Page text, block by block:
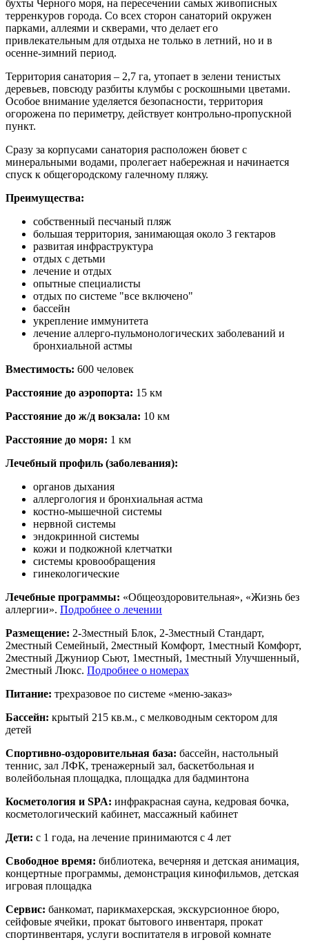
бухты Черного моря, на пересечении самых живописных
терренкуров города. Со всех сторон санаторий окружен
парками, аллеями и скверами, что делает его
привлекательным для отдыха не только в летний, но и в
осенне-зимний период.
Территория санатория – 2,7 га, утопает в зелени тенистых
деревьев, повсюду разбиты клумбы с роскошными цветами.
Особое внимание уделяется безопасности, территория
огорожена по периметру, действует контрольно-пропускной
пункт.
Сразу за корпусами санатория расположен бювет с
минеральными водами, пролегает набережная и начинается
спуск к общегородскому галечному пляжу.
Преимущества:
собственный песчаный пляж
большая территория, занимающая около 3 гектаров
развитая инфраструктура
отдых с детьми
лечение и отдых
опытные специалисты
отдых по системе "все включено"
бассейн
укрепление иммунитета
лечение аллерго-пульмонологических заболеваний и
бронхиальной астмы
Вместимость: 600 человек
Расстояние до аэропорта: 15 км
Расстояние до ж/д вокзала: 10 км
Расстояние до моря: 1 км
Лечебный профиль (заболевания):
органов дыхания
аллергология и бронхиальная астма
костно-мышечной системы
нервной системы
эндокринной системы
кожи и подкожной клетчатки
системы кровообращения
гинекологические
Лечебные программы: «Общеоздоровительная», «Жизнь без
аллергии». Подробнее о лечении
Размещение: 2-3местный Блок, 2-3местный Стандарт,
2местный Семейный, 2местный Комфорт, 1местный Комфорт,
2местный Джуниор Сьют, 1местный, 1местный Улучшенный,
2местный Люкс. Подробнее о номерах
Питание: трехразовое по системе «меню-заказ»
Бассейн: крытый 215 кв.м., с мелководным сектором для
детей
Спортивно-оздоровительная база: бассейн, настольный
теннис, зал ЛФК, тренажерный зал, баскетбольная и
волейбольная площадка, площадка для бадминтона
Косметология и SPA: инфракрасная сауна, кедровая бочка,
косметологический кабинет, массажный кабинет
Дети: с 1 года, на лечение принимаются с 4 лет
Свободное время: библиотека, вечерняя и детская анимация,
концертные программы, демонстрация кинофильмов, детская
игровая площадка
Сервис: банкомат, парикмахерская, экскурсионное бюро,
сейфовые ячейки, прокат бытового инвентаря, прокат
спортинвентаря, услуги воспитателя в игровой комнате